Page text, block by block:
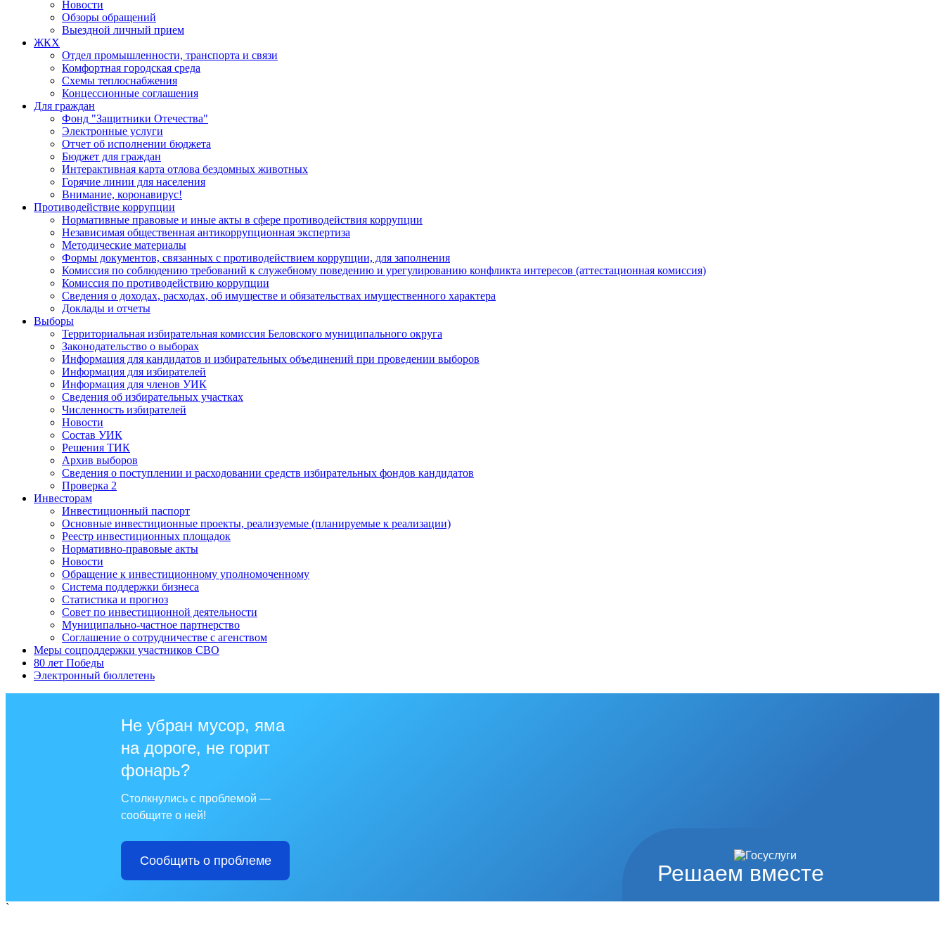
Новости
Обзоры обращений
Выездной личный прием
ЖКХ
Отдел промышленности, транспорта и связи
Комфортная городская среда
Схемы теплоснабжения
Концессионные соглашения
Для граждан
Фонд "Защитники Отечества"
Электронные услуги
Отчет об исполнении бюджета
Бюджет для граждан
Интерактивная карта отлова бездомных животных
Горячие линии для населения
Внимание, коронавирус!
Противодействие коррупции
Нормативные правовые и иные акты в сфере противодействия коррупции
Независимая общественная антикоррупционная экспертиза
Методические материалы
Формы документов, связанных с противодействием коррупции, для заполнения
Комиссия по соблюдению требований к служебному поведению и урегулированию конфликта интересов (аттестационная комиссия)
Комиссия по противодействию коррупции
Сведения о доходах, расходах, об имуществе и обязательствах имущественного характера
Доклады и отчеты
Выборы
Территориальная избирательная комиссия Беловского муниципального округа
Законодательство о выборах
Информация для кандидатов и избирательных объединений при проведении выборов
Информация для избирателей
Информация для членов УИК
Сведения об избирательных участках
Численность избирателей
Новости
Состав УИК
Решения ТИК
Архив выборов
Сведения о поступлении и расходовании средств избирательных фондов кандидатов
Проверка 2
Инвесторам
Инвестиционный паспорт
Основные инвестиционные проекты, реализуемые (планируемые к реализации)
Реестр инвестиционных площадок
Нормативно-правовые акты
Новости
Обращение к инвестиционному уполномоченному
Система поддержки бизнеса
Статистика и прогноз
Совет по инвестиционной деятельности
Муниципально-частное партнерство
Соглашение о сотрудничестве с агенством
Меры соцподдержки участников СВО
80 лет Победы
Электронный бюллетень
Решаем вместе
Не убран мусор, яма
на дороге, не горит
фонарь?
Столкнулись с проблемой —
сообщите о ней!
Сообщить о проблеме
`